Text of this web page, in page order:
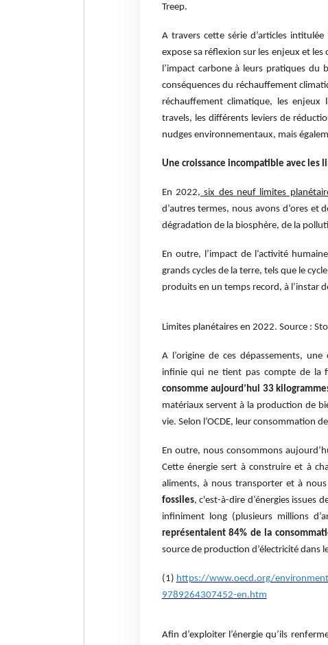
Treep.
A travers cette série d’articles intitulée
expose sa réflexion sur les enjeux et
l’impact carbone à leurs pratiques du
conséquences du réchauffement
réchauffement climatique, les enjeux
travels, les différents leviers de
nudges environnementaux, mais
Une croissance incompatible avec les
En 2022, six des neuf limites
d’autres termes, nous avons d’ores
dégradation de la biosphère, de la
En outre, l’impact de l’activité
grands cycles de la terre, tels que le
produits en un temps record, à l’instar
Limites planétaires en 2022. Source :
A l’origine de ces dépassements,
infinie qui ne tient pas compte de la
consomme aujourd’hui 33
matériaux servent à la production de
vie. Selon l’OCDE, leur consommation
En outre, nous consommons
Cette énergie sert à construire et à
aliments, à nous transporter et à
fossiles, c'est-à-dire d’énergies issues
infiniment long (plusieurs millions
représentaient 84% de la
source de production d’électricité dans
(1) https://www.oecd.org/
9789264307452-en.htm
Afin d’exploiter l’énergie qu’ils